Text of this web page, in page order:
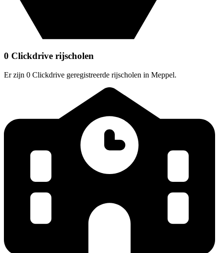
0 Clickdrive rijscholen
Er zijn 0 Clickdrive geregistreerde rijscholen in Meppel.